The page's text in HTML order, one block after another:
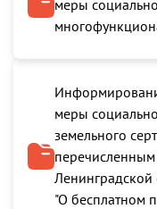
меры
меры
земельного
перечисленным
"О бесплатном